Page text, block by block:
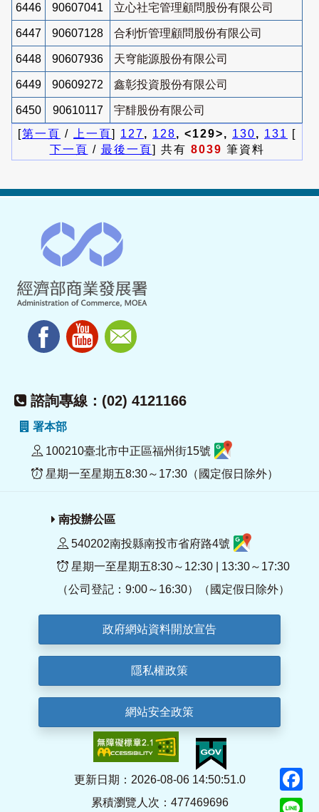
6446 90607041 立心社宅管理顧問股份有限公司
6447 90607128 合利忻管理顧問股份有限公司
6448 90607936 天穹能源股份有限公司
6449 90609272 鑫彰投資股份有限公司
6450 90610117
宇馡股份有限公司
[第一頁 / 上一頁] 127, 128, <129>, 130, 131
[
下一頁 / 最後一頁] 共有 8039 筆資料
諮詢專線：(02) 4121166
署本部
100210臺北市中正區福州街15號
星期一至星期五8:30～17:30（國定假日除外）
南投辦公區
540202南投縣南投市省府路4號
星期一至星期五8:30～12:30 | 13:30～17:30
（公司登記：9:00～16:30）（國定假日除外）
政府網站資料開放宣告
隱私權政策
網站安全政策
更新日期：2026-08-06 14:50:51.0
累積瀏覽人次：477469696